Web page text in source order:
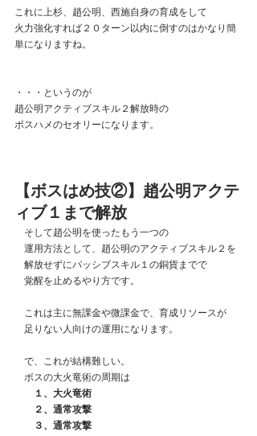
これに上杉、趙公明、西施自身の育成をして
火力強化すれば２０ターン以内に倒すのはかなり簡
単になりますね。
・・・というのが
趙公明アクティブスキル２解放時の
ボスハメのセオリーになります。
【ボスはめ技②】趙公明アクテ
ィブ１まで解放
そして趙公明を使ったもう一つの
運用方法として、趙公明のアクティブスキル２を
解放せずにパッシブスキル１の銅貨までで
覚醒を止めるやり方です。
これは主に無課金や微課金で、育成リソースが
足りない人向けの運用になります。
で、これが結構難しい。
ボスの大火竜術の周期は
１、大火竜術
２、通常攻撃
３、通常攻撃